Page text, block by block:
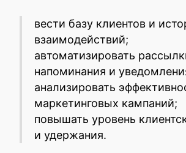
вести базу клиентов и
взаимодействий;
автоматизировать
напоминания и
анализировать
маркетинговых кампаний;
повышать уровень
и удержания.